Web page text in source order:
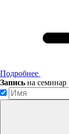
Подробнее
Запись на семинар